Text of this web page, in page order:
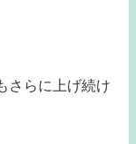
さらに上げ続け